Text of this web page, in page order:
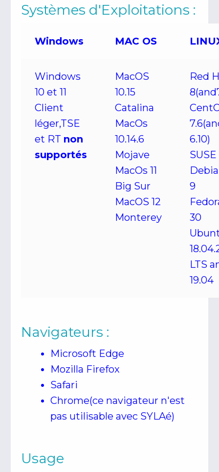
Systèmes d'Exploitations :
Windows MAC OS
Windows
10 et 11
Client
léger,TSE
et RT non
supportés
MacOS
10.15
Catalina
MacOs
10.14.6
Mojave
MacOs 11
Big Sur
MacOS 12
Monterey
Red
6.10)
SUSE
9
30
LTS
19.04
Navigateurs :
Microsoft Edge
Mozilla Firefox
Safari
Chrome(ce navigateur n'est
pas utilisable avec SYLAé)
Usage